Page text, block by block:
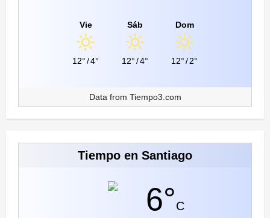
Vie
12°/4°
Sáb
12°/4°
Dom
12°/2°
Data from Tiempo3.com
Tiempo en Santiago
6°C